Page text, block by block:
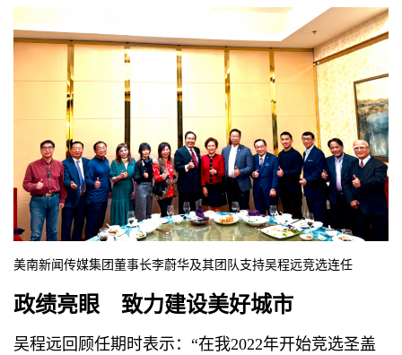
美南新闻传媒集团董事长李蔚华及其团队支持吴程远竞选连任
政绩亮眼 致力建设美好城市
吴程远回顾任期时表示：“在我2022年开始竞选圣盖